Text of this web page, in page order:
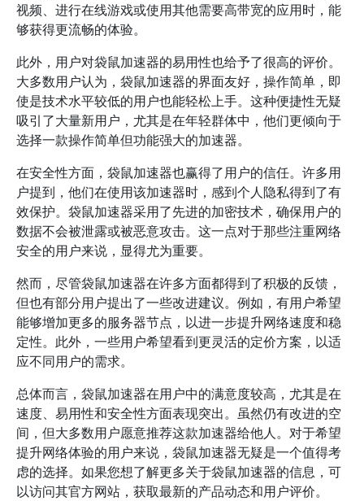
视频、进行在线游戏或使用其他需要高带宽的应用时，能
够获得更流畅的体验。
此外，用户对袋鼠加速器的易用性也给予了很高的评价。
大多数用户认为，袋鼠加速器的界面友好，操作简单，即
使是技术水平较低的用户也能轻松上手。这种便捷性无疑
吸引了大量新用户，尤其是在年轻群体中，他们更倾向于
选择一款操作简单但功能强大的加速器。
在安全性方面，袋鼠加速器也赢得了用户的信任。许多用
户提到，他们在使用该加速器时，感到个人隐私得到了有
效保护。袋鼠加速器采用了先进的加密技术，确保用户的
数据不会被泄露或被恶意攻击。这一点对于那些注重网络
安全的用户来说，显得尤为重要。
然而，尽管袋鼠加速器在许多方面都得到了积极的反馈，
但也有部分用户提出了一些改进建议。例如，有用户希望
能够增加更多的服务器节点，以进一步提升网络速度和稳
定性。此外，一些用户希望看到更灵活的定价方案，以适
应不同用户的需求。
总体而言，袋鼠加速器在用户中的满意度较高，尤其是在
速度、易用性和安全性方面表现突出。虽然仍有改进的空
间，但大多数用户愿意推荐这款加速器给他人。对于希望
提升网络体验的用户来说，袋鼠加速器无疑是一个值得考
虑的选择。如果您想了解更多关于袋鼠加速器的信息，可
以访问其官方网站，获取最新的产品动态和用户评价。